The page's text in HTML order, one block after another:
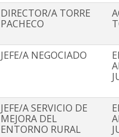
DIRECTOR/A TORRE
PACHECO
JEFE/A NEGOCIADO
JEFE/A SERVICIO DE
MEJORA DEL
ENTORNO RURAL